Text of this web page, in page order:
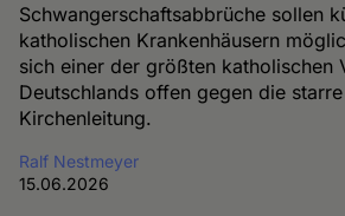
Schwangerschaftsabbrüche sollen
katholischen Krankenhäusern
sich einer der größten katholischen
Deutschlands offen gegen die
Kirchenleitung.
Ralf Nestmeyer
15.06.2026